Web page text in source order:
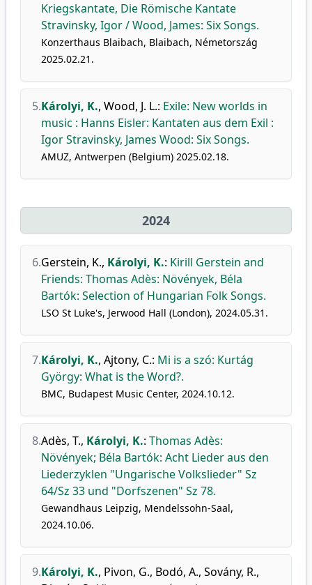
Kriegskantate, Die Römische Kantate
Stravinsky, Igor / Wood, James: Six Songs.
Konzerthaus Blaibach, Blaibach, Németország
2025.02.21.
5.Károlyi, K., Wood, J. L.: Exile: New worlds in
music : Hanns Eisler: Kantaten aus dem Exil :
Igor Stravinsky, James Wood: Six Songs.
AMUZ, Antwerpen (Belgium) 2025.02.18.
2024
6.Gerstein, K., Károlyi, K.: Kirill Gerstein and
Friends: Thomas Adès: Növények, Béla
Bartók: Selection of Hungarian Folk Songs.
LSO St Luke's, Jerwood Hall (London), 2024.05.31.
7.Károlyi, K., Ajtony, C.: Mi is a szó: Kurtág
György: What is the Word?.
BMC, Budapest Music Center, 2024.10.12.
8.Adès, T., Károlyi, K.: Thomas Adès:
Növények; Béla Bartók: Acht Lieder aus den
Liederzyklen "Ungarische Volkslieder" Sz
64/Sz 33 und "Dorfszenen" Sz 78.
Gewandhaus Leipzig, Mendelssohn-Saal,
2024.10.06.
9.Károlyi, K., Pivon, G., Bodó, A., Sovány, R.,